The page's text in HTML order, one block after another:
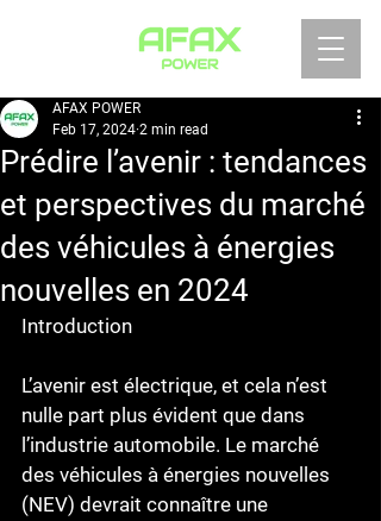
Prédire l’avenir : tendances
et perspectives du marché
des véhicules à énergies
nouvelles en 2024
AFAX POWER
Feb 17, 2024 2 min read
Introduction
L’avenir est électrique, et cela n’est
nulle part plus évident que dans
l’industrie automobile. Le marché
des véhicules à énergies nouvelles
(NEV) devrait connaître une